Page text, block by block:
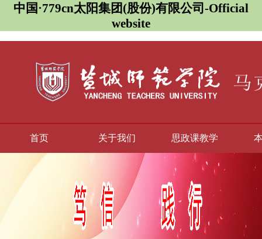
中国·779cn太阳集团(股份)有限公司-Official
website
首页 关于我们 思政课教学